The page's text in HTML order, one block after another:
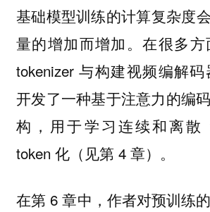
基础模型训练的计算复杂度
量的增加而增加。在很多
tokenizer 与构建视频编解
开发了一种基于注意力的编
构，用于学习连续和离散
token 化（见第 4 章）。
在第 6 章中，作者对预训练